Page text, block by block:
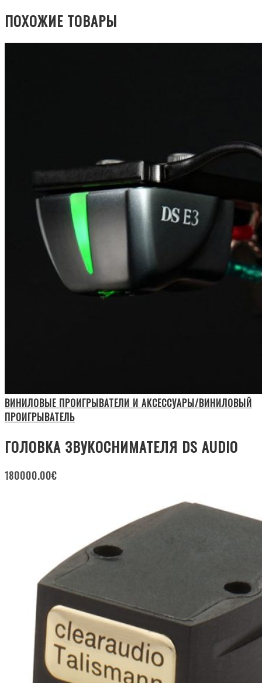
ПОХОЖИЕ ТОВАРЫ
ВИНИЛОВЫЕ ПРОИГРЫВАТЕЛИ И АКСЕССУАРЫ/ВИНИЛОВЫЙ
ПРОИГРЫВАТЕЛЬ
ГОЛОВКА ЗВУКОСНИМАТЕЛЯ DS AUDIO
180000.00€